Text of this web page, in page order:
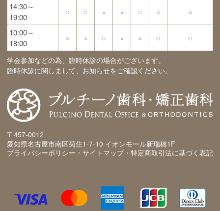
14:30～
19:00
○ ○ × × ○ × ×
10:00～
18:00
× × ○ × × ○ ○
学会参加などの為、臨時休診の場合がございます。
臨時休診に関しまして、お知らせをご確認ください。
〒457-0012
愛知県名古屋市南区菊住1-7-10 イオンモール新瑞橋1F
プライバシーポリシー・サイトマップ・特定商取引法に基づく表記